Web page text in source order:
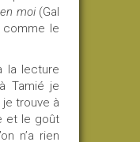
moi(Gal
comme le
la lecture
Tamié je
trouve à
et le goût
n’a rien